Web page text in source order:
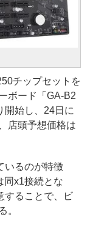
チップセットを
ボード「GA-B2
開始し、24日に
店頭予想価格は
いるのが特徴
同x1接続とな
することで、ビ
。